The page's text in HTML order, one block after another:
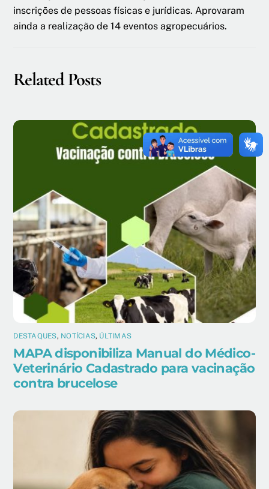
inscrições de pessoas físicas e jurídicas. Aprovaram
ainda a realização de 14 eventos agropecuários.
Related Posts
DESTAQUES, NOTÍCIAS, ÚLTIMAS
MAPA disponibiliza Manual do Médico-
Veterinário Cadastrado para vacinação
contra brucelose